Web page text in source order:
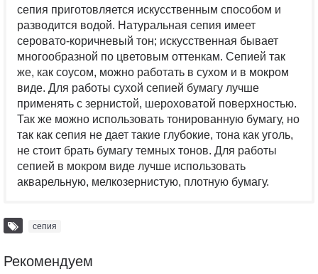
сепия приготовляется искусственным способом и
разводится водой. Натуральная сепия имеет
серовато-коричневый тон; искусственная бывает
многообразной по цветовым оттенкам. Сепией так
же, как соусом, можно работать в сухом и в мокром
виде. Для работы сухой сепией бумагу лучше
применять с зернистой, шероховатой поверхностью.
Так же можно использовать тонированную бумагу, но
так как сепия не дает такие глубокие, тона как уголь,
не стоит брать бумагу темных тонов. Для работы
сепией в мокром виде лучше использовать
акварельную, мелкозернистую, плотную бумагу.
сепия
Рекомендуем